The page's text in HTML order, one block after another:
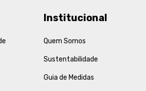
Institucional
Quem Somos
Sustentabilidade
Guia de Medidas